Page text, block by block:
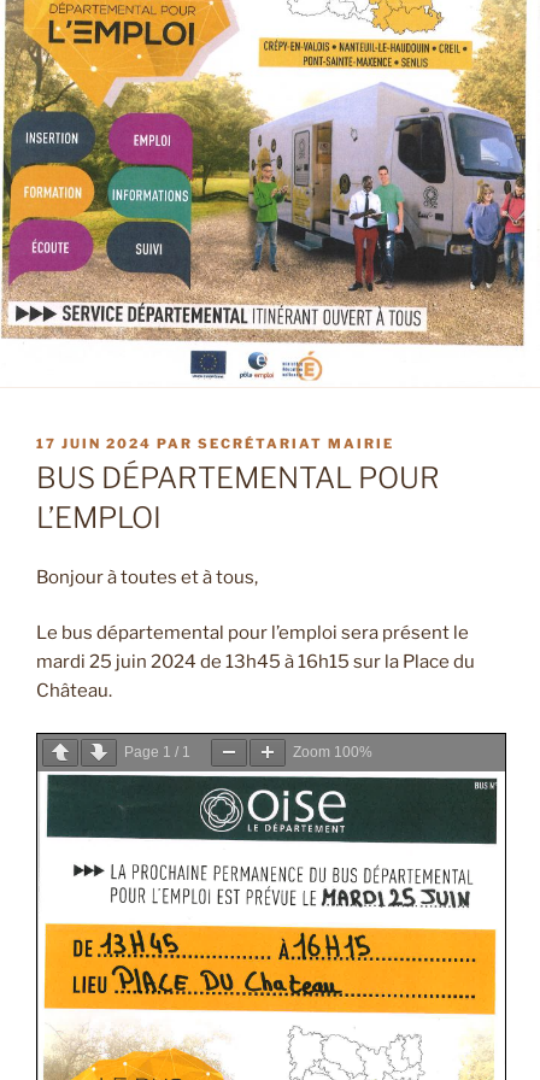
PUBLIÉ
LE
17 JUIN 2024 PAR SECRÉTARIAT MAIRIE
BUS DÉPARTEMENTAL POUR
L’EMPLOI
Bonjour à toutes et à tous,
Le bus départemental pour l’emploi sera présent le
mardi 25 juin 2024 de 13h45 à 16h15 sur la Place du
Château.
Page 1 / 1 Zoom 100%